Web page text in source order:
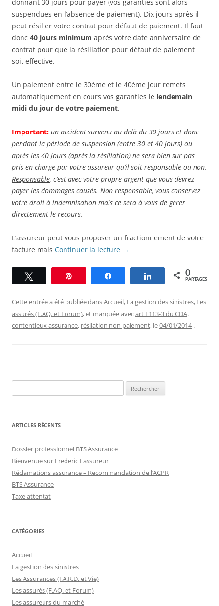
donnant 30 jours pour payer (vos garanties sont alors
suspendues en l’absence de paiement). Dix jours après il
peut résilier votre contrat pour défaut de paiement. Il faut
donc 40 jours minimum après votre date anniversaire de
contrat pour que la résiliation pour défaut de paiement
soit effective.
Un paiement entre le 30ème et le 40ème jour remets
automatiquement en cours vos garanties le lendemain
midi du jour de votre paiement.
Important: un accident survenu au delà du 30 jours et donc
pendant la période de suspension (entre 30 et 40 jours) ou
après les 40 jours (après la résiliation) ne sera bien sur pas
pris en charge par votre assureur qu’il soit responsable ou non.
Responsable, c’est avec votre propre argent que vous devrez
payer les dommages causés. Non responsable, vous conservez
votre droit à indemnisation mais ce sera à vous de gérer
directement le recours.
L’assureur peut vous proposer un fractionnement de votre
facture mais Continuer la lecture →
Partagez 0
PARTAGES
Cette entrée a été publiée dansAccueil, La gestion des sinistres, Les
assurés (F.AQ. et Forum), et marquée avecart L113-3 du CDA,
contentieux assurance, résilation non paiement, le04/01/2014 .
ARTICLES RÉCENTS
Dossier professionnel BTS Assurance
Bienvenue sur Frederic Lassureur
Réclamations assurance – Recommandation de l’ACPR
BTS Assurance
Taxe attentat
CATÉGORIES
Accueil
La gestion des sinistres
Les Assurances (I.A.R.D. et Vie)
Les assurés (F.AQ. et Forum)
Les assureurs du marché